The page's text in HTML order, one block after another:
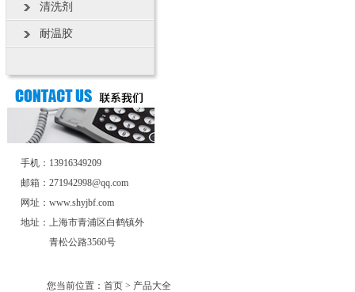
清洗剂
耐温胶
手机：13916349209
邮箱：271942998@qq.com
网址：www.shyjbf.com
地址：上海市青浦区白鹤镇外
青松公路3560号
您当前位置：首页 > 产品大全